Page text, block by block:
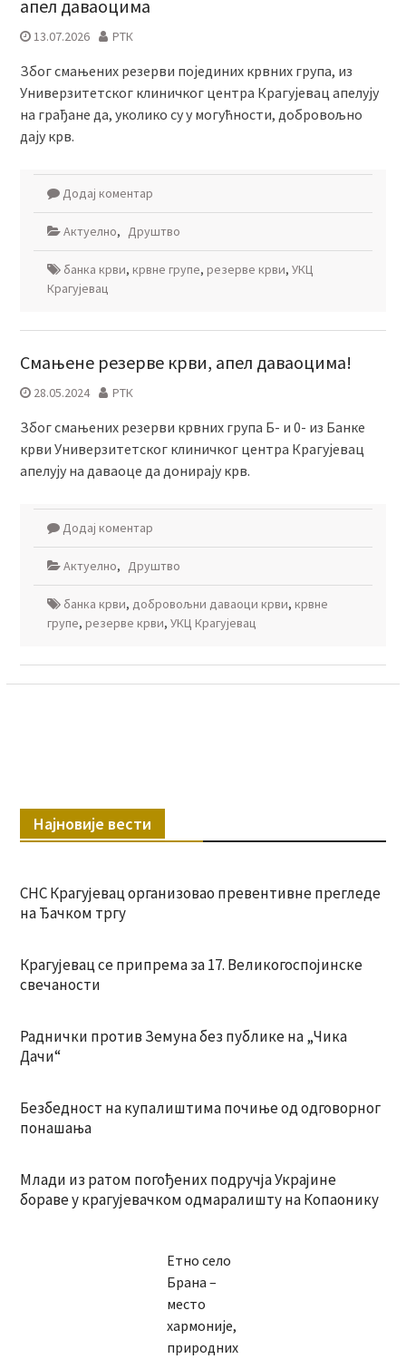
апел даваоцима
13.07.2026 РТК
Због смањених резерви појединих крвних група, из
Универзитетског клиничког центра Крагујевац апелују
на грађане да, уколико су у могућности, добровољно
дају крв.
Додај коментар
Актуелно, Друштво
банка крви, крвне групе, резерве крви, УКЦ
Крагујевац
Смањене резерве крви, апел даваоцима!
28.05.2024 РТК
Због смањених резерви крвних група Б- и 0- из Банке
крви Универзитетског клиничког центра Крагујевац
апелују на даваоце да донирају крв.
Додај коментар
Актуелно, Друштво
банка крви, добровољни даваоци крви, крвне
групе, резерве крви, УКЦ Крагујевац
Најновије вести
СНС Крагујевац организовао превентивне прегледе
на Ђачком тргу
Крагујевац се припрема за 17. Великогоспојинске
свечаности
Раднички против Земуна без публике на „Чика
Дачи“
Безбедност на купалиштима почиње од одговорног
понашања
Млади из ратом погођених подручја Украјине
бораве у крагујевачком одмаралишту на Копаонику
Етно село
Брана –
место
хармоније,
природних